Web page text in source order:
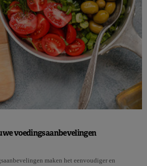
voedingsaanbevelingen
maken het eenvoudiger en